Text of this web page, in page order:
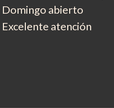
Domingo abierto
Excelente atención